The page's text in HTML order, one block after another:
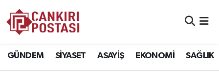
GÜNDEM SİYASET ASAYİŞ EKONOMİ SAĞLIK